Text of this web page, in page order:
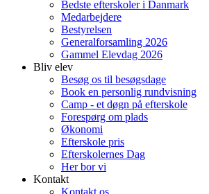
Bedste efterskoler i Danmark
Medarbejdere
Bestyrelsen
Generalforsamling 2026
Gammel Elevdag 2026
Bliv elev
Besøg os til besøgsdage
Book en personlig rundvisning
Camp - et døgn på efterskole
Forespørg om plads
Økonomi
Efterskole pris
Efterskolernes Dag
Her bor vi
Kontakt